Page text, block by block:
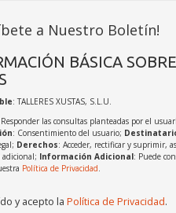
a Nuestro Boletín!
BÁSICA
: TALLERES XUSTAS, S.L.U.
las consultas planteadas por el
: Consentimiento del usuario;
Derechos: Acceder, rectificar y suprimir,
Información Adicional: Puede
Política de Privacidad.
y acepto la Política de Privacidad.